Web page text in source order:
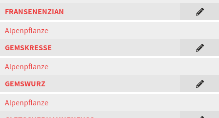
FRANSENENZIAN
Alpenpflanze
GEMSKRESSE
Alpenpflanze
GEMSWURZ
Alpenpflanze